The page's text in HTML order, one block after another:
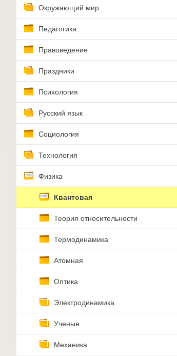
Окружающий мир
Педагогика
Правоведение
Праздники
Психология
Русский язык
Социология
Технология
Физика
Квантовая
Теория относительности
Термодинамика
Атомная
Оптика
Электродинамика
Ученые
Механика